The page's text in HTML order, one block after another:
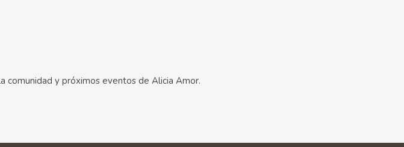
comunidad y próximos eventos de Alicia Amor.